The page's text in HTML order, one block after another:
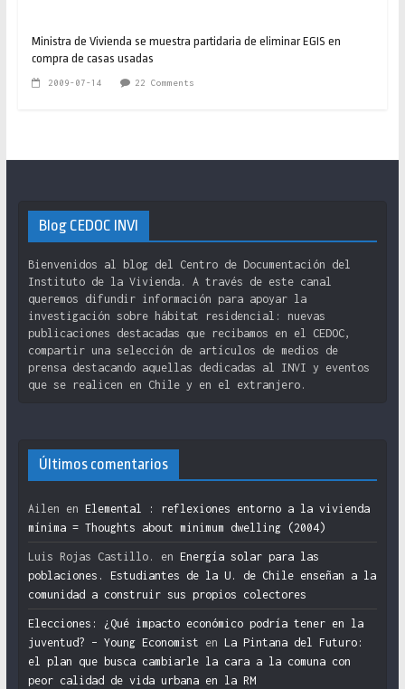
Ministra de Vivienda se muestra partidaria de eliminar EGIS en
compra de casas usadas
2009-07-14 22 Comments
Blog CEDOC INVI
Bienvenidos al blog del Centro de Documentación del
Instituto de la Vivienda. A través de este canal
queremos difundir información para apoyar la
investigación sobre hábitat residencial: nuevas
publicaciones destacadas que recibamos en el CEDOC,
compartir una selección de artículos de medios de
prensa destacando aquellas dedicadas al INVI y eventos
que se realicen en Chile y en el extranjero.
Últimos comentarios
Ailen en Elemental : reflexiones entorno a la vivienda
mínima = Thoughts about minimum dwelling (2004)
Luis Rojas Castillo. en Energía solar para las
poblaciones. Estudiantes de la U. de Chile enseñan a la
comunidad a construir sus propios colectores
Elecciones: ¿Qué impacto económico podría tener en la
juventud? – Young Economist en La Pintana del Futuro:
el plan que busca cambiarle la cara a la comuna con
peor calidad de vida urbana en la RM